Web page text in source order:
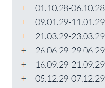
01.10.28-06.10.28
09.01.29-11.01.29
21.03.29-23.03.29
26.06.29-29.06.29
16.09.29-21.09.29
05.12.29-07.12.29